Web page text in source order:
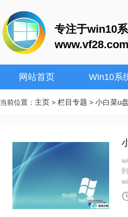
专注于win10
www.vf28.com
网站首页 Win10系
当前位置： 主页 > 栏目专题 > 小白菜u